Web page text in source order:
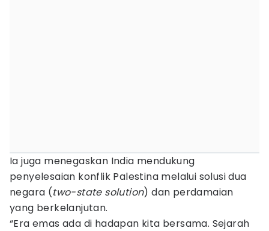
Ia juga menegaskan India mendukung
penyelesaian konflik Palestina melalui solusi dua
negara (two-state solution) dan perdamaian
yang berkelanjutan.
“Era emas ada di hadapan kita bersama. Sejarah